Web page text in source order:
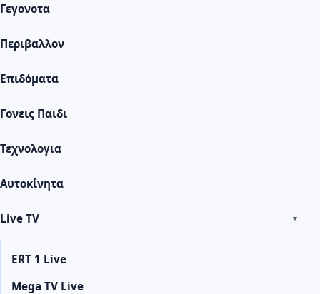
Γεγονοτα
Περιβαλλον
Επιδόματα
Γονεις Παιδι
Τεχνολογια
Αυτοκίνητα
Live TV
ERT 1 Live
Mega TV Live